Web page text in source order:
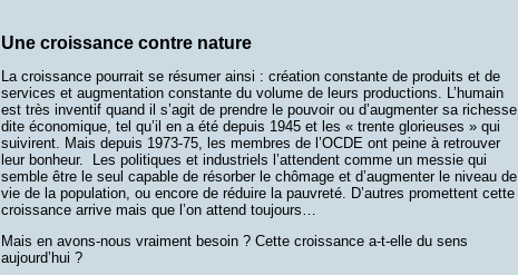
Une croissance contre nature
La croissance pourrait se résumer ainsi : création constante de produits et de
services et augmentation constante du volume de leurs productions. L’humain
est très inventif quand il s’agit de prendre le pouvoir ou d’augmenter sa richesse
dite économique, tel qu’il en a été depuis 1945 et les « trente glorieuses » qui
suivirent. Mais depuis 1973-75, les membres de l’OCDE ont peine à retrouver
leur bonheur. Les politiques et industriels l’attendent comme un messie qui
semble être le seul capable de résorber le chômage et d’augmenter le niveau de
vie de la population, ou encore de réduire la pauvreté. D’autres promettent cette
croissance arrive mais que l’on attend toujours…
Mais en avons-nous vraiment besoin ? Cette croissance a-t-elle du sens
aujourd’hui ?